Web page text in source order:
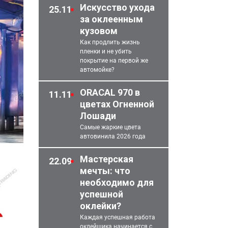
25.11
Искусство ухода
за оклеенным
кузовом
Как продлить жизнь
пленки и не убить
покрытие на первой же
автомойке?
11.11
ORACAL 970 в
цветах Огненной
Лошади
Самые жаркие цвета
автовинила 2026 года
22.09
Мастерская
мечты: что
необходимо для
успешной
оклейки?
Каждая успешная работа
оклейщика начинается с